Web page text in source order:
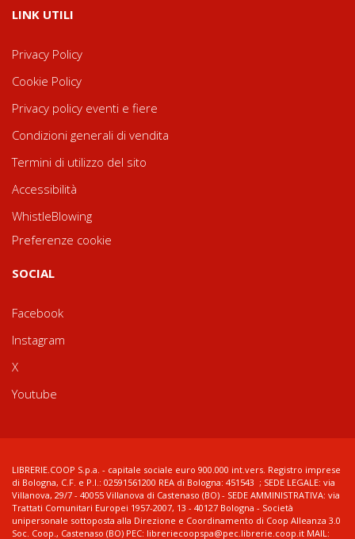
LINK UTILI
Privacy Policy
Cookie Policy
Privacy policy eventi e fiere
Condizioni generali di vendita
Termini di utilizzo del sito
Accessibilità
WhistleBlowing
Preferenze cookie
SOCIAL
Facebook
Instagram
X
Youtube
LIBRERIE.COOP S.p.a. - capitale sociale euro 900.000 int.vers. Registro imprese
di Bologna, C.F. e P.I.: 02591561200 REA di Bologna: 451543 ; SEDE LEGALE: via
Villanova, 29/7 - 40055 Villanova di Castenaso (BO) - SEDE AMMINISTRATIVA: via
Trattati Comunitari Europei 1957-2007, 13 - 40127 Bologna - Società
unipersonale sottoposta alla Direzione e Coordinamento di Coop Alleanza 3.0
Soc. Coop., Castenaso (BO) PEC: libreriecoopspa@pec.librerie.coop.it MAIL: